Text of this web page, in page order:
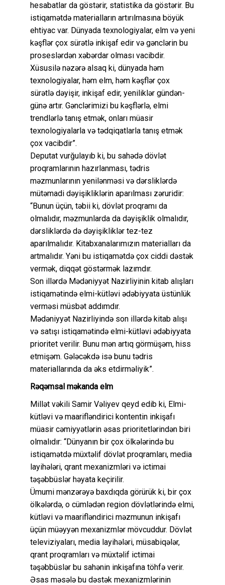
hesabatlar da göstərir, statistika da göstərir. Bu
istiqamətdə materialların artırılmasına böyük
ehtiyac var. Dünyada texnologiyalar, elm və yeni
kəşflər çox sürətlə inkişaf edir və gənclərin bu
proseslərdən xəbərdar olması vacibdir.
Xüsusilə nəzərə alsaq ki, dünyada həm
texnologiyalar, həm elm, həm kəşflər çox
sürətlə dəyişir, inkişaf edir, yeniliklər gündən-
günə artır. Gənclərimizi bu kəşflərlə, elmi
trendlərlə tanış etmək, onları müasir
texnologiyalarla və tədqiqatlarla tanış etmək
çox vacibdir”.
Deputat vurğulayıb ki, bu sahədə dövlət
proqramlarının hazırlanması, tədris
məzmunlarının yenilənməsi və dərsliklərdə
mütəmadi dəyişikliklərin aparılması zəruridir:
“Bunun üçün, təbii ki, dövlət proqramı da
olmalıdır, məzmunlarda da dəyişiklik olmalıdır,
dərsliklərdə də dəyişikliklər tez-tez
aparılmalıdır. Kitabxanalarımızın materialları da
artmalıdır. Yəni bu istiqamətdə çox ciddi dəstək
vermək, diqqət göstərmək lazımdır.
Son illərdə Mədəniyyət Nazirliyinin kitab alışları
istiqamətində elmi-kütləvi ədəbiyyata üstünlük
verməsi müsbət addımdır.
Mədəniyyət Nazirliyində son illərdə kitab alışı
və satışı istiqamətində elmi-kütləvi ədəbiyyata
prioritet verilir. Bunu mən artıq görmüşəm, hiss
etmişəm. Gələcəkdə isə bunu tədris
materiallarında da əks etdirməliyik”.
Rəqəmsal məkanda elm
Millət vəkili Samir Vəliyev qeyd edib ki, Elmi-
kütləvi və maarifləndirici kontentin inkişafı
müasir cəmiyyətlərin əsas prioritetlərindən biri
olmalıdır: “Dünyanın bir çox ölkələrində bu
istiqamətdə müxtəlif dövlət proqramları, media
layihələri, qrant mexanizmləri və ictimai
təşəbbüslər həyata keçirilir.
Ümumi mənzərəyə baxdıqda görürük ki, bir çox
ölkələrdə, o cümlədən region dövlətlərində elmi,
kütləvi və maarifləndirici məzmunun inkişafı
üçün müəyyən mexanizmlər mövcuddur. Dövlət
televiziyaları, media layihələri, müsabiqələr,
qrant proqramları və müxtəlif ictimai
təşəbbüslər bu sahənin inkişafına töhfə verir.
Əsas məsələ bu dəstək mexanizmlərinin